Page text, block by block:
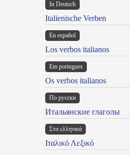
In Deutsch
Italienische Verben
En español
Los verbos italianos
Em portugues
Os verbos italianos
По русски
Итальянские глаголы
Στα ελληνικά
Ιταλικό Λεξικό